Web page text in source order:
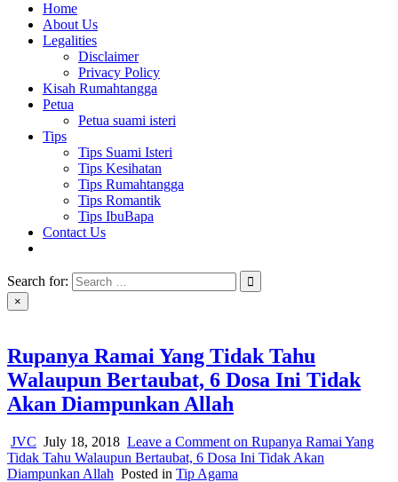
Home
About Us
Legalities
Disclaimer
Privacy Policy
Kisah Rumahtangga
Petua
Petua suami isteri
Tips
Tips Suami Isteri
Tips Kesihatan
Tips Rumahtangga
Tips Romantik
Tips IbuBapa
Contact Us
Search for:
×
Rupanya Ramai Yang Tidak Tahu
Walaupun Bertaubat, 6 Dosa Ini Tidak
Akan Diampunkan Allah
JVC July 18, 2018 Leave a Comment on Rupanya Ramai Yang
Tidak Tahu Walaupun Bertaubat, 6 Dosa Ini Tidak Akan
Diampunkan Allah Posted in Tip Agama